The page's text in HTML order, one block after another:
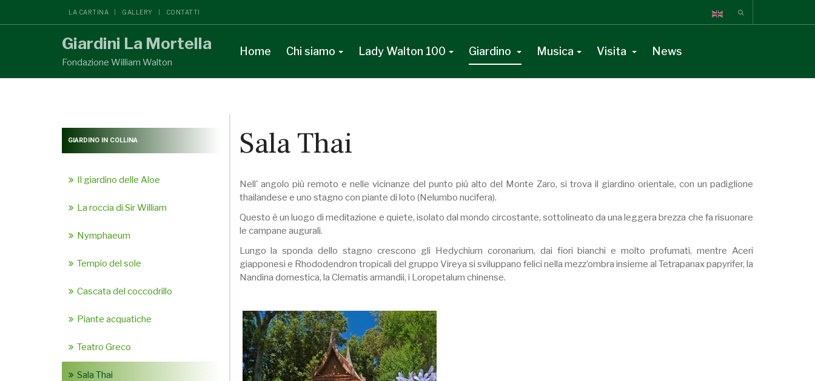
LA CARTINA GALLERY CONTATTI
Giardini La Mortella
Fondazione William Walton
Home Chi siamo Lady Walton 100 Giardino Musica Visita News
Sala Thai
Nell' angolo più remoto e nelle vicinanze del punto più alto del Monte Zaro, si trova il giardino orientale, con un padiglione
thailandese e uno stagno con piante di loto (Nelumbo nucifera).
Questo è un luogo di meditazione e quiete, isolato dal mondo circostante, sottolineato da una leggera brezza che fa risuonare
le campane augurali.
Lungo la sponda dello stagno crescono gli Hedychium coronarium, dai fiori bianchi e molto profumati, mentre Aceri
giapponesi e Rhododendron tropicali del gruppo Vireya si sviluppano felici nella mezz’ombra insieme al Tetrapanax papyrifer, la
Nandina domestica, la Clematis armandii, i Loropetalum chinense.
GIARDINO IN COLLINA
Il giardino delle Aloe
La roccia di Sir William
Nymphaeum
Tempio del sole
Cascata del coccodrillo
Piante acquatiche
Teatro Greco
Sala Thai